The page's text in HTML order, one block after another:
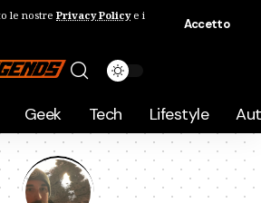
le nostre Privacy Policye i
Accetto
Geek Tech Lifestyle